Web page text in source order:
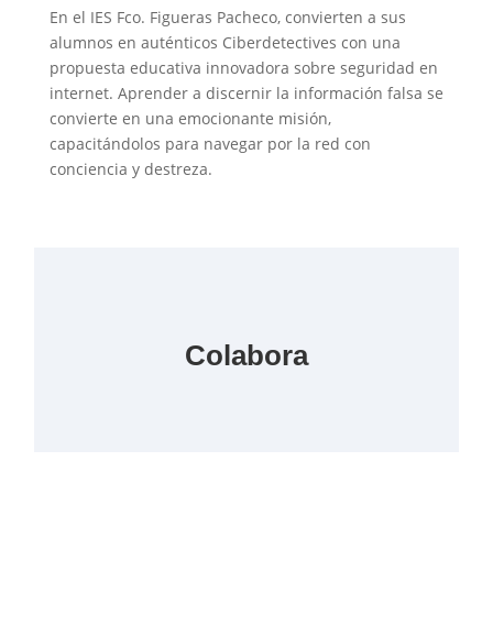
En el IES Fco. Figueras Pacheco, convierten a sus
alumnos en auténticos Ciberdetectives con una
propuesta educativa innovadora sobre seguridad en
internet. Aprender a discernir la información falsa se
convierte en una emocionante misión,
capacitándolos para navegar por la red con
conciencia y destreza.
Colabora